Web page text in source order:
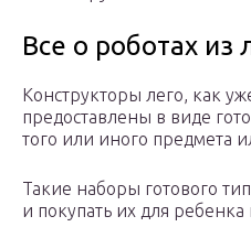
Все о роботах из
Конструкторы лего, как
предоставлены в виде
того или иного предмета
Такие наборы готового
и покупать их для